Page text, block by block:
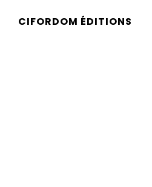
CIFORDOM ÉDITIONS